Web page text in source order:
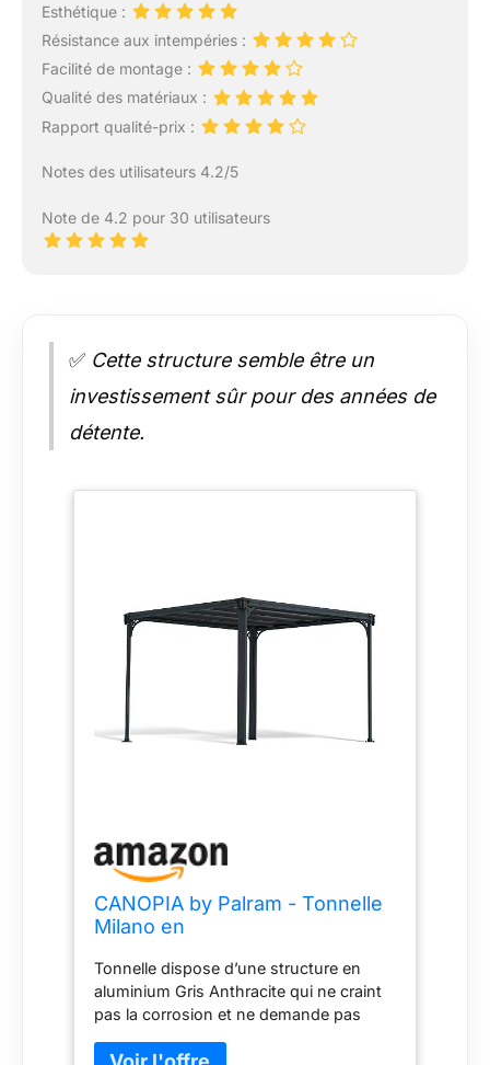
Esthétique :
Résistance aux intempéries :
Facilité de montage :
Qualité des matériaux :
Rapport qualité-prix :
Notes des utilisateurs 4.2/5
Note de 4.2 pour 30 utilisateurs
✅ Cette structure semble être un
investissement sûr pour des années de
détente.
CANOPIA by Palram - Tonnelle
Milano en
Anthracite, 309cm x 309cm
Tonnelle dispose d’une structure en
aluminium Gris Anthracite qui ne craint
pas la corrosion et ne demande pas
découpés au laser et galvanisé pour ne